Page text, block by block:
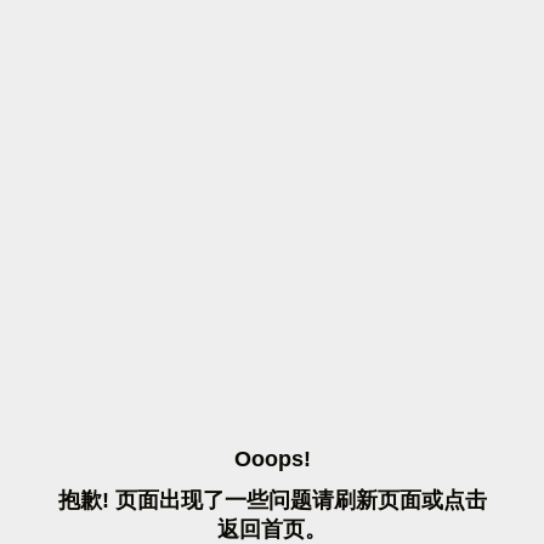
OOOPS!
抱歉! 页面出现了一些问题请刷 新页面或点击
返 回首页。